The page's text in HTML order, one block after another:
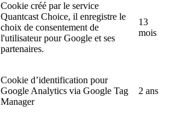
Cookie créé par le service
Quantcast Choice, il enregistre le
choix de consentement de
l'utilisateur pour Google et ses
partenaires.
13
mois
Cookie d’identification pour
Google Analytics via Google Tag
Manager
2 ans